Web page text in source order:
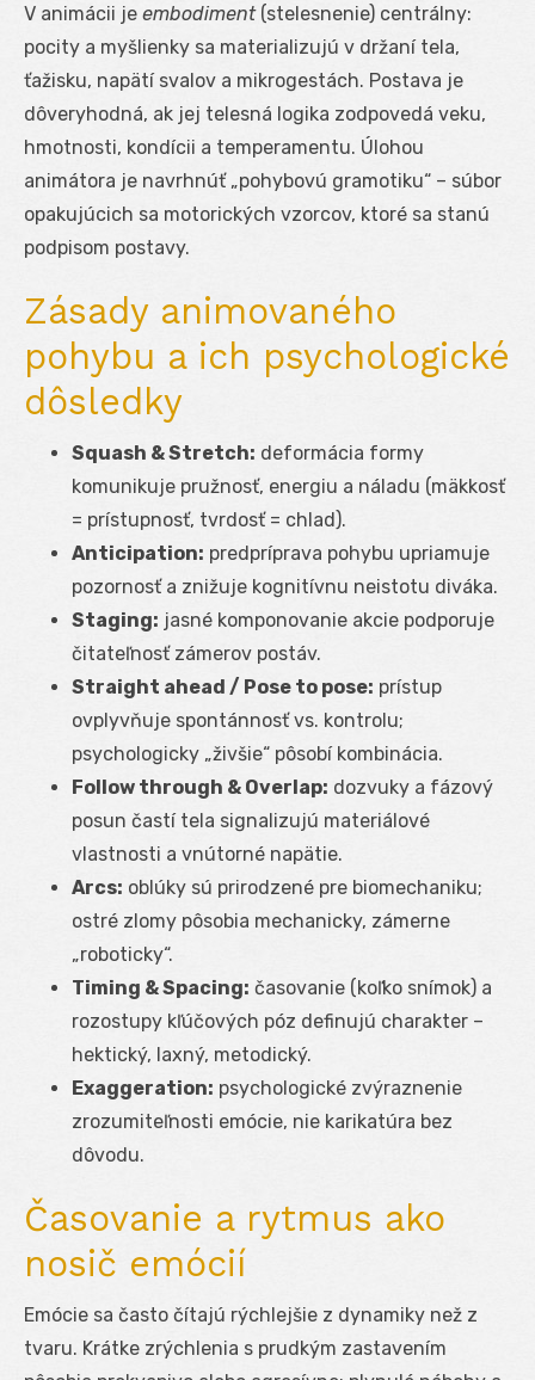
V animácii je embodiment(stelesnenie) centrálny:
pocity a myšlienky sa materializujú v držaní tela,
ťažisku, napätí svalov a mikrogestách. Postava je
dôveryhodná, ak jej telesná logika zodpovedá veku,
hmotnosti, kondícii a temperamentu. Úlohou
animátora je navrhnúť „pohybovú gramotiku“ – súbor
opakujúcich sa motorických vzorcov, ktoré sa stanú
podpisom postavy.
Zásady animovaného
pohybu a ich psychologické
dôsledky
Squash & Stretch: deformácia formy
komunikuje pružnosť, energiu a náladu (mäkkosť
= prístupnosť, tvrdosť = chlad).
Anticipation: predpríprava pohybu upriamuje
pozornosť a znižuje kognitívnu neistotu diváka.
Staging: jasné komponovanie akcie podporuje
čitateľnosť zámerov postáv.
Straight ahead / Pose to pose: prístup
ovplyvňuje spontánnosť vs. kontrolu;
psychologicky „živšie“ pôsobí kombinácia.
Follow through & Overlap: dozvuky a fázový
posun častí tela signalizujú materiálové
vlastnosti a vnútorné napätie.
Arcs: oblúky sú prirodzené pre biomechaniku;
ostré zlomy pôsobia mechanicky, zámerne
„roboticky“.
Timing & Spacing: časovanie (koľko snímok) a
rozostupy kľúčových póz definujú charakter –
hektický, laxný, metodický.
Exaggeration: psychologické zvýraznenie
zrozumiteľnosti emócie, nie karikatúra bez
dôvodu.
Časovanie a rytmus ako
nosič emócií
Emócie sa často čítajú rýchlejšie z dynamiky než z
tvaru. Krátke zrýchlenia s prudkým zastavením